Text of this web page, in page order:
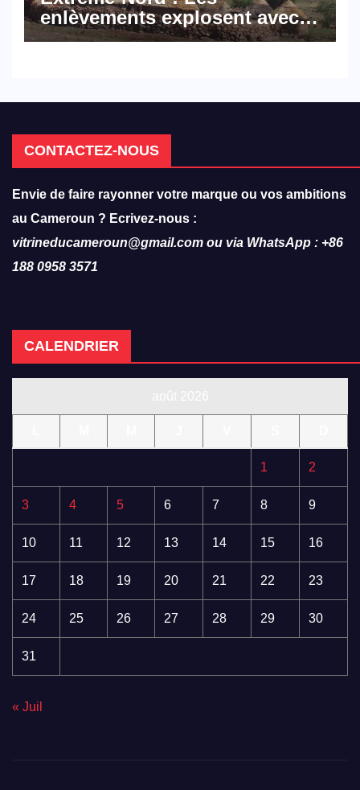
enlèvements explosent avec
308 victimes en trois mois
CONTACTEZ-NOUS
Envie de faire rayonner votre marque ou vos ambitions
au Cameroun ? Ecrivez-nous :
vitrineducameroun@gmail.com ou via WhatsApp : +86
188 0958 3571
CALENDRIER
1 2
3 4 5 6 7 8 9
10 11 12 13 14 15 16
17 18 19 20 21 22 23
24 25 26 27 28 29 30
31
« Juil